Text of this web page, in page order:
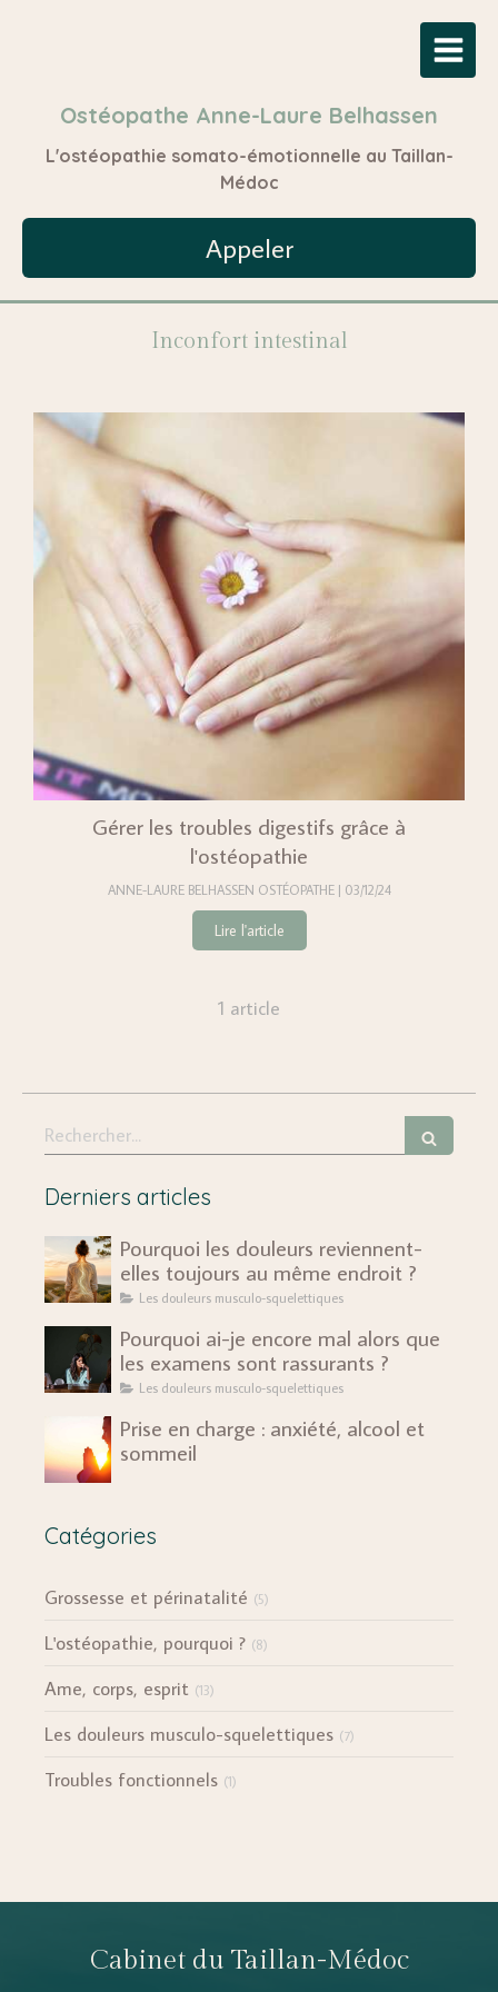
Ostéopathe Anne-Laure Belhassen
L'ostéopathie somato-émotionnelle au Taillan-
Médoc
Appeler
Inconfort intestinal
Gérer les troubles digestifs grâce à
l'ostéopathie
ANNE-LAURE BELHASSEN OSTÉOPATHE 03/12/24
Lire l'article
1 article
Rechercher
Derniers articles
Pourquoi les douleurs reviennent-
elles toujours au même endroit ?
Les douleurs musculo-squelettiques
Pourquoi ai-je encore mal alors que
les examens sont rassurants ?
Les douleurs musculo-squelettiques
Prise en charge : anxiété, alcool et
sommeil
Catégories
Grossesse et périnatalité (5)
L'ostéopathie, pourquoi ? (8)
Ame, corps, esprit (13)
Les douleurs musculo-squelettiques (7)
Troubles fonctionnels (1)
Cabinet du Taillan-Médoc